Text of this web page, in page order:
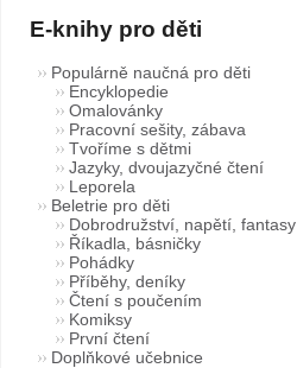
E-knihy pro děti
Populárně naučná pro děti
Encyklopedie
Omalovánky
Pracovní sešity, zábava
Tvoříme s dětmi
Jazyky, dvoujazyčné čtení
Leporela
Beletrie pro děti
Dobrodružství, napětí, fantasy
Říkadla, básničky
Pohádky
Příběhy, deníky
Čtení s poučením
Komiksy
První čtení
Doplňkové učebnice